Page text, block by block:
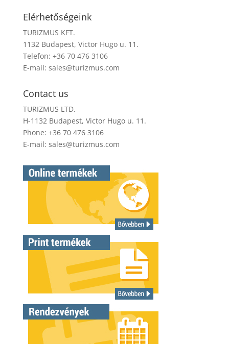
Elérhetőségeink
TURIZMUS KFT.
1132 Budapest, Victor Hugo u. 11.
Telefon: +36 70 476 3106
E-mail: sales@turizmus.com
Contact us
TURIZMUS LTD.
H-1132 Budapest, Victor Hugo u. 11.
Phone: +36 70 476 3106
E-mail: sales@turizmus.com